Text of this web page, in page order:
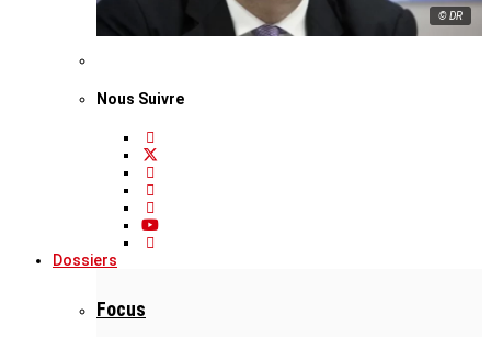
© DR
Nous Suivre
Dossiers
Focus